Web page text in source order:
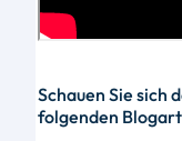
Schauen Sie sich
folgenden